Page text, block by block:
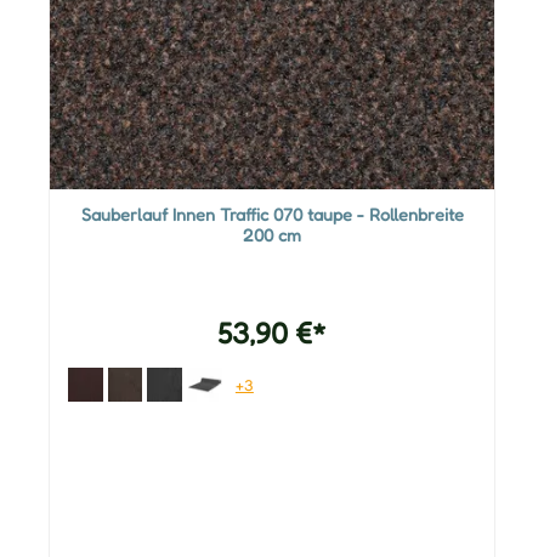
Sauberlauf Innen Traffic 070 taupe - Rollenbreite
200 cm
53,90 €*
+3